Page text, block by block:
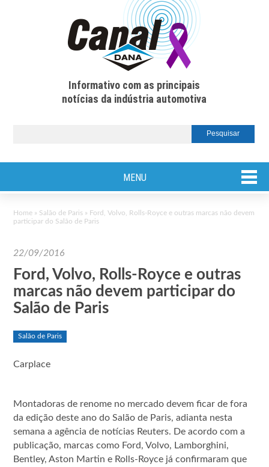
Informativo com as principais
notícias da indústria automotiva
MENU
Home » Salão de Paris » Ford, Volvo, Rolls-Royce e outras marcas não devem
participar do Salão de Paris
22/09/2016
Ford, Volvo, Rolls-Royce e outras
marcas não devem participar do
Salão de Paris
Salão de Paris
Carplace
Montadoras de renome no mercado devem ficar de fora
da edição deste ano do Salão de Paris, adianta nesta
semana a agência de notícias Reuters. De acordo com a
publicação, marcas como Ford, Volvo, Lamborghini,
Bentley, Aston Martin e Rolls-Royce já confirmaram que